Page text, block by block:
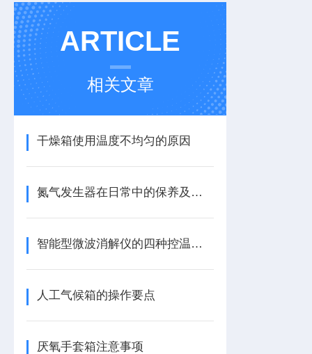
ARTICLE
相关文章
干燥箱使用温度不均匀的原因
氮气发生器在日常中的保养及维护
智能型微波消解仪的四种控温方式说明
人工气候箱的操作要点
厌氧手套箱注意事项